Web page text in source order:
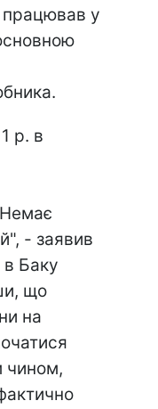
працював у
р. в
- заявив
в Баку
що
на
чином,